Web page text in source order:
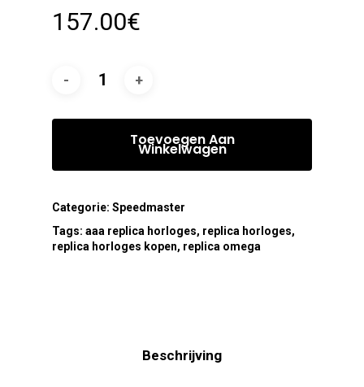
157.00€
Toevoegen Aan
Winkelwagen
Categorie: Speedmaster
Tags: aaa replica horloges, replica horloges,
replica horloges kopen, replica omega
Beschrijving